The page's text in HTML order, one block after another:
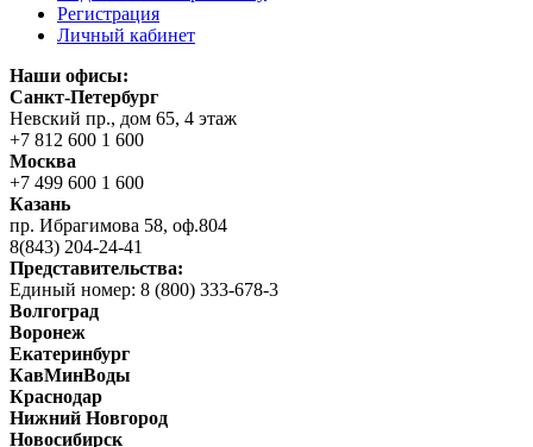
Регистрация
Личный кабинет
Наши офисы:
Санкт-Петербург
Невский пр., дом 65, 4 этаж
+7 812 600 1 600
Москва
+7 499 600 1 600
Казань
пр. Ибрагимова 58, оф.804
8(843) 204-24-41
Представительства:
Единый номер: 8 (800) 333-678-3
Волгоград
Воронеж
Екатеринбург
КавМинВоды
Краснодар
Нижний Новгород
Новосибирск